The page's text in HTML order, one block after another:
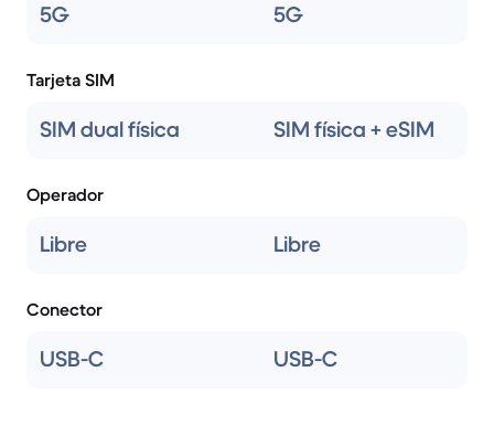
5G 5G
Tarjeta SIM
SIM dual física SIM física + eSIM
Operador
Libre Libre
Conector
USB-C USB-C